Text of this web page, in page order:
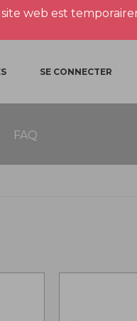
web est
SE CONNECTER
FAQ